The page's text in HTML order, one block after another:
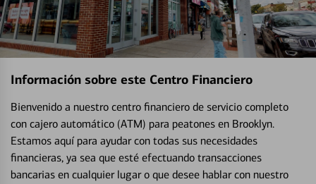
Información sobre este Centro Financiero
Bienvenido a nuestro centro financiero de servicio completo
con cajero automático (ATM) para peatones en Brooklyn.
Estamos aquí para ayudar con todas sus necesidades
financieras, ya sea que esté efectuando transacciones
bancarias en cualquier lugar o que desee hablar con nuestro